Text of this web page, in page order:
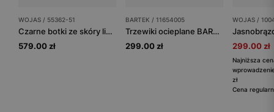
WOJAS / 55362-51
Czarne botki ze skóry licowej z lakierowanym zapiętkiem
579.00 zł
BARTEK / 11654005
Trzewiki ocieplane BARTEK 11654005, szary
299.00 zł
WOJAS /
299.00 zł
Najniższa
zł
Cena